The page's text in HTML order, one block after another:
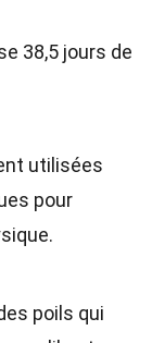
38,5 jours de
utilisées
pour
poils qui